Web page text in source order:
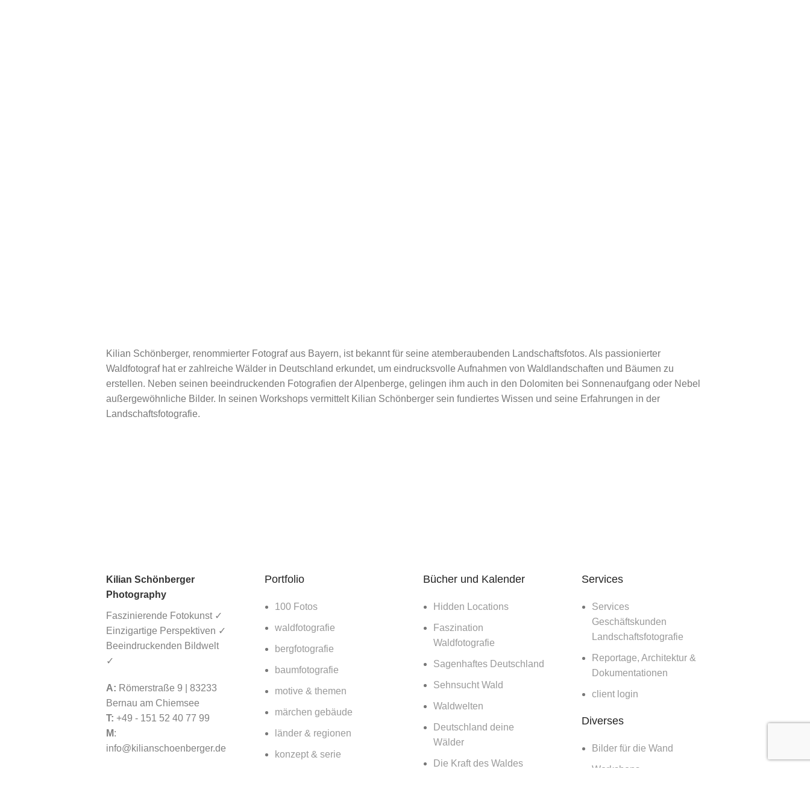
Kilian Schönberger, renommierter Fotograf aus Bayern, ist bekannt für seine atemberaubenden Landschaftsfotos. Als passionierter
Waldfotograf hat er zahlreiche Wälder in Deutschland erkundet, um eindrucksvolle Aufnahmen von Waldlandschaften und Bäumen zu
erstellen. Neben seinen beeindruckenden Fotografien der Alpenberge, gelingen ihm auch in den Dolomiten bei Sonnenaufgang oder Nebel
außergewöhnliche Bilder. In seinen Workshops vermittelt Kilian Schönberger sein fundiertes Wissen und seine Erfahrungen in der
Landschaftsfotografie.
Kilian Schönberger
Photography
Faszinierende Fotokunst ✓
Einzigartige Perspektiven ✓
Beeindruckenden Bildwelt
✓
A: Römerstraße 9 | 83233
Bernau am Chiemsee
T: +49 - 151 52 40 77 99
M:
info@kilianschoenberger.de
Portfolio
100 Fotos
waldfotografie
bergfotografie
baumfotografie
motive & themen
märchen gebäude
länder & regionen
konzept & serie
Bücher und Kalender
Hidden Locations
Faszination
Waldfotografie
Sagenhaftes Deutschland
Sehnsucht Wald
Waldwelten
Deutschland deine
Wälder
Die Kraft des Waldes
Services
Services
Geschäftskunden
Landschaftsfotografie
Reportage, Architektur &
Dokumentationen
client login
Diverses
Bilder für die Wand
Workshops